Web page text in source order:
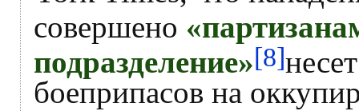
совершено
подразделение»[8]
боеприпасов на